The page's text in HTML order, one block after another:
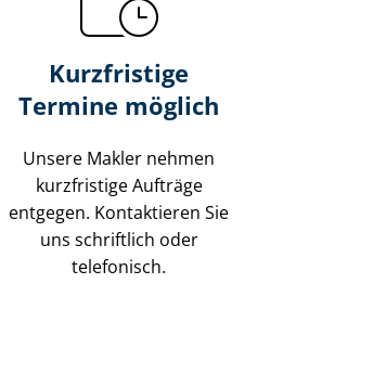
Kurzfristige
Termine möglich
Unsere Makler nehmen
kurzfristige Aufträge
entgegen. Kontaktieren Sie
uns schriftlich oder
telefonisch.